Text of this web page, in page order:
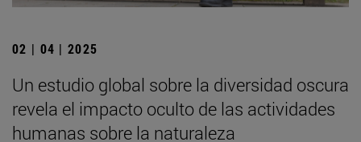
02 | 04 | 2025
Un estudio global sobre la diversidad oscura
revela el impacto oculto de las actividades
humanas sobre la naturaleza